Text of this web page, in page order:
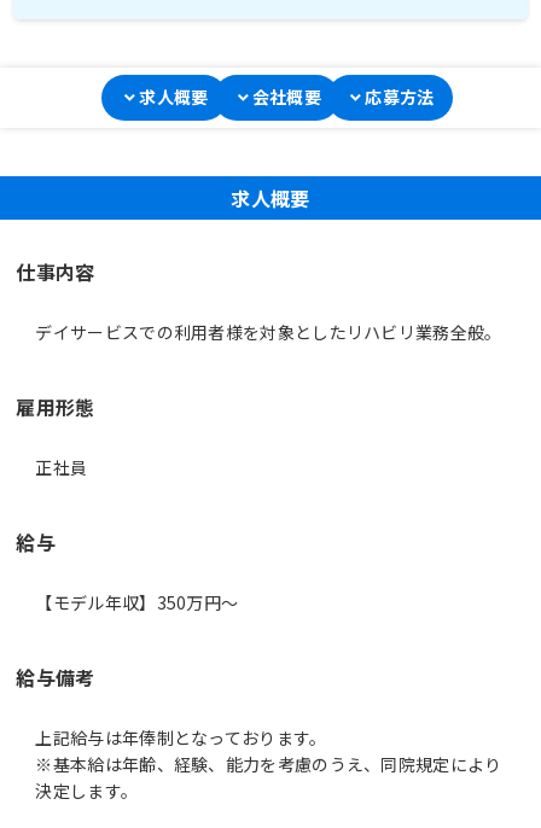
求人概要 会社概要 応募方法
求人概要
仕事内容
デイサービスでの利用者様を対象としたリハビリ業務全般。
雇用形態
正社員
給与
【モデル年収】350万円〜
給与備考
上記給与は年俸制となっております。
※基本給は年齢、経験、能力を考慮のうえ、同院規定により
決定します。